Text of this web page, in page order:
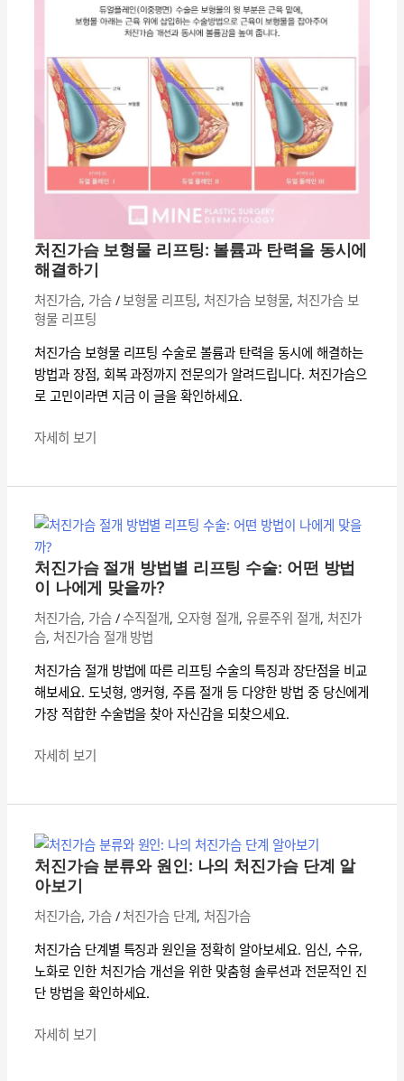
처진가슴 보형물 리프팅: 볼륨과 탄력을 동시에
해결하기
처진가슴, 가슴/ 보형물 리프팅, 처진가슴 보형물, 처진가슴 보
형물 리프팅
처진가슴 보형물 리프팅 수술로 볼륨과 탄력을 동시에 해결하는
방법과 장점, 회복 과정까지 전문의가 알려드립니다. 처진가슴으
로 고민이라면 지금 이 글을 확인하세요.
동
시
에
해
하
기
자세히 보기
처진가슴 절개 방법별 리프팅 수술: 어떤 방법
이 나에게 맞을까?
처진가슴, 가슴/수직절개, 오자형 절개, 유륜주위 절개, 처진가
슴, 처진가슴 절개 방법
처진가슴 절개 방법에 따른 리프팅 수술의 특징과 장단점을 비교
해보세요. 도넛형, 앵커형, 주름 절개 등 다양한 방법 중 당신에게
가장 적합한 수술법을 찾아 자신감을 되찾으세요.
진
가
슴
절
방
법
별
리
프
수
어
방
법
이
나
게
맞
을
자세히 보기
처진가슴 분류와 원인: 나의 처진가슴 단계 알
아보기
처진가슴, 가슴/ 처진가슴 단계, 처짐가슴
처진가슴 단계별 특징과 원인을 정확히 알아보세요. 임신, 수유,
노화로 인한 처진가슴 개선을 위한 맞춤형 솔루션과 전문적인 진
단 방법을 확인하세요.
진
가
슴
류
와
원
인:
의
자세히 보기